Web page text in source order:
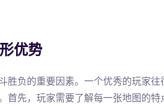
优势
胜负的重要因素。一个优秀的玩家往
首先，玩家需要了解每一张地图的特